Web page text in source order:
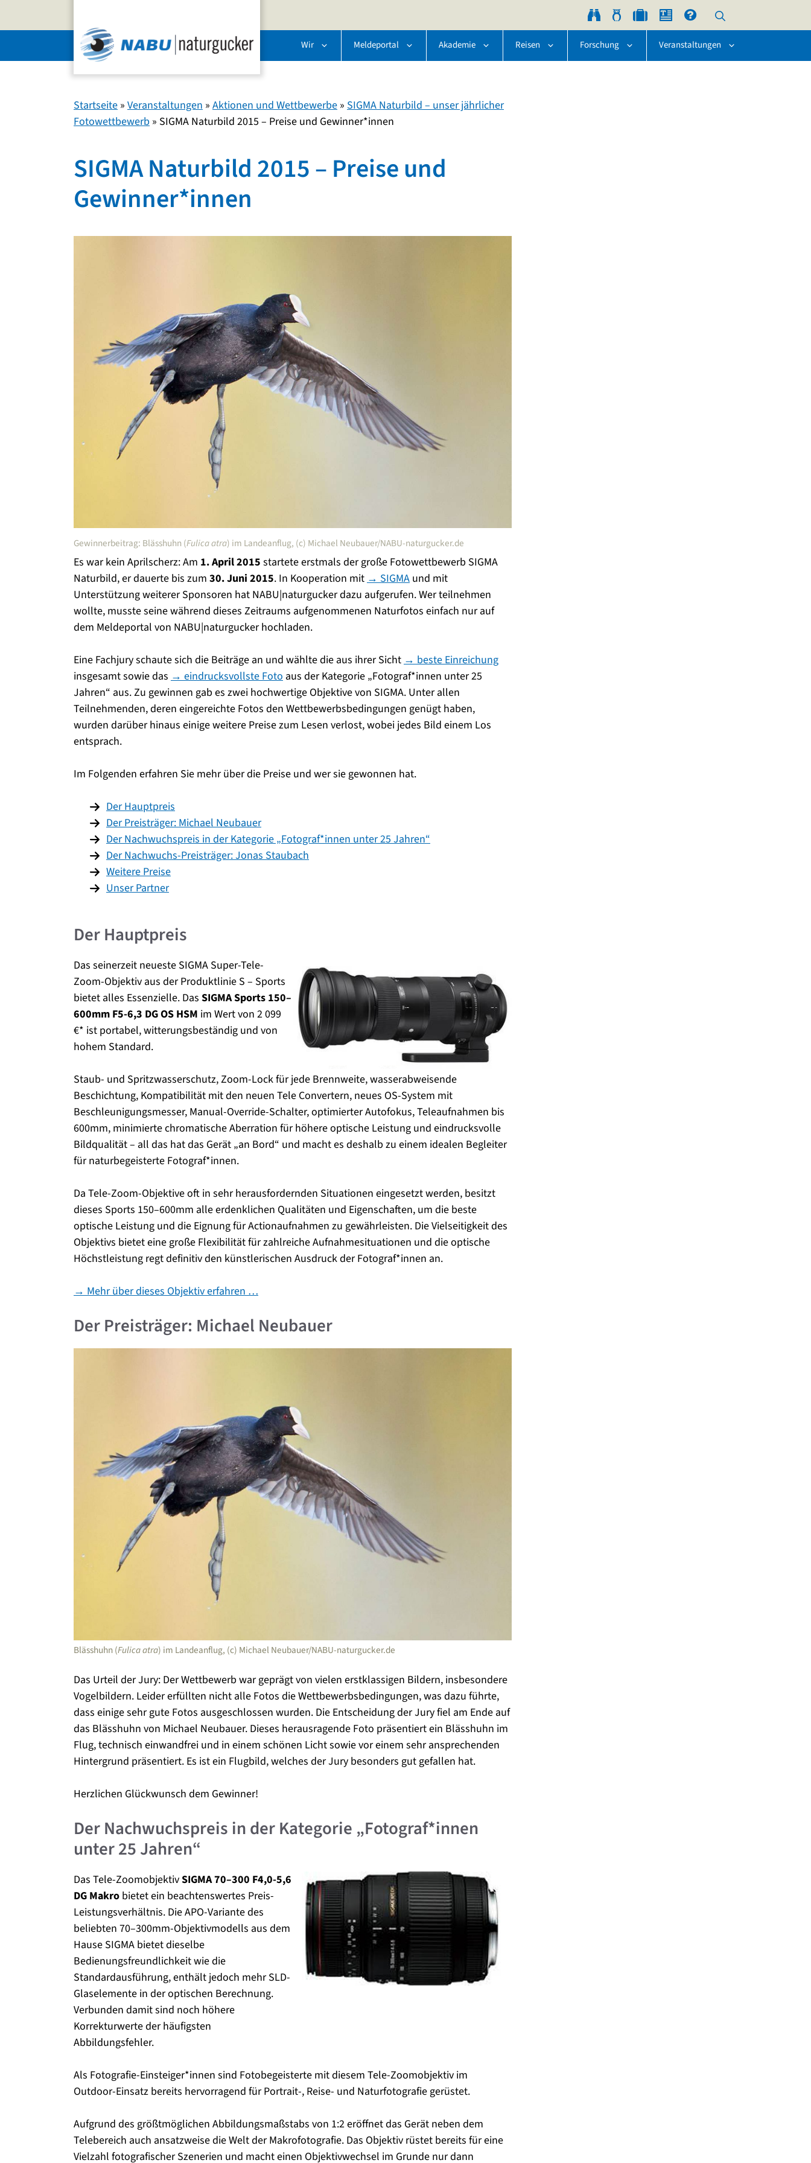
Wir Meldeportal Akademie Reisen Forschung Veranstaltungen
Startseite » Veranstaltungen » Aktionen und Wettbewerbe » SIGMA Naturbild – unser jährlicher
Fotowettbewerb » SIGMA Naturbild 2015 – Preise und Gewinner*innen
SIGMA Naturbild 2015 – Preise und
Gewinner*innen
Gewinnerbeitrag: Blässhuhn (Fulica atra) im Landeanflug, (c) Michael Neubauer/NABU-naturgucker.de
Es war kein Aprilscherz: Am 1. April 2015 startete erstmals der große Fotowettbewerb SIGMA
Naturbild, er dauerte bis zum 30. Juni 2015. In Kooperation mit → SIGMA und mit
Unterstützung weiterer Sponsoren hat NABU|naturgucker dazu aufgerufen. Wer teilnehmen
wollte, musste seine während dieses Zeitraums aufgenommenen Naturfotos einfach nur auf
dem Meldeportal von NABU|naturgucker hochladen.
Eine Fachjury schaute sich die Beiträge an und wählte die aus ihrer Sicht → beste Einreichung
insgesamt sowie das → eindrucksvollste Foto aus der Kategorie „Fotograf*innen unter 25
Jahren“ aus. Zu gewinnen gab es zwei hochwertige Objektive von SIGMA. Unter allen
Teilnehmenden, deren eingereichte Fotos den Wettbewerbsbedingungen genügt haben,
wurden darüber hinaus einige weitere Preise zum Lesen verlost, wobei jedes Bild einem Los
entsprach.
Im Folgenden erfahren Sie mehr über die Preise und wer sie gewonnen hat.
Der Hauptpreis
Der Preisträger: Michael Neubauer
Der Nachwuchspreis in der Kategorie „Fotograf*innen unter 25 Jahren“
Der Nachwuchs-Preisträger: Jonas Staubach
Weitere Preise
Unser Partner
Der Hauptpreis
Das seinerzeit neueste SIGMA Super-Tele-
Zoom-Objektiv aus der Produktlinie S – Sports
bietet alles Essenzielle. Das SIGMA Sports 150–
600mm F5-6,3 DG OS HSM im Wert von 2 099
€* ist portabel, witterungsbeständig und von
hohem Standard.
Staub- und Spritzwasserschutz, Zoom-Lock für jede Brennweite, wasserabweisende
Beschichtung, Kompatibilität mit den neuen Tele Convertern, neues OS-System mit
Beschleunigungsmesser, Manual-Override-Schalter, optimierter Autofokus, Teleaufnahmen bis
600mm, minimierte chromatische Aberration für höhere optische Leistung und eindrucksvolle
Bildqualität – all das hat das Gerät „an Bord“ und macht es deshalb zu einem idealen Begleiter
für naturbegeisterte Fotograf*innen.
Da Tele-Zoom-Objektive oft in sehr herausfordernden Situationen eingesetzt werden, besitzt
dieses Sports 150–600mm alle erdenklichen Qualitäten und Eigenschaften, um die beste
optische Leistung und die Eignung für Actionaufnahmen zu gewährleisten. Die Vielseitigkeit des
Objektivs bietet eine große Flexibilität für zahlreiche Aufnahmesituationen und die optische
Höchstleistung regt definitiv den künstlerischen Ausdruck der Fotograf*innen an.
→ Mehr über dieses Objektiv erfahren …
Der Preisträger: Michael Neubauer
Blässhuhn (Fulica atra) im Landeanflug, (c) Michael Neubauer/NABU-naturgucker.de
Das Urteil der Jury: Der Wettbewerb war geprägt von vielen erstklassigen Bildern, insbesondere
Vogelbildern. Leider erfüllten nicht alle Fotos die Wettbewerbsbedingungen, was dazu führte,
dass einige sehr gute Fotos ausgeschlossen wurden. Die Entscheidung der Jury fiel am Ende auf
das Blässhuhn von Michael Neubauer. Dieses herausragende Foto präsentiert ein Blässhuhn im
Flug, technisch einwandfrei und in einem schönen Licht sowie vor einem sehr ansprechenden
Hintergrund präsentiert. Es ist ein Flugbild, welches der Jury besonders gut gefallen hat.
Herzlichen Glückwunsch dem Gewinner!
Der Nachwuchspreis in der Kategorie „Fotograf*innen
unter 25 Jahren“
Das Tele-ZoomobjektivSIGMA 70–300 F4,0-5,6
DG Makro bietet ein beachtenswertes Preis-
Leistungsverhältnis. Die APO-Variante des
beliebten 70–300mm-Objektivmodells aus dem
Hause SIGMA bietet dieselbe
Bedienungsfreundlichkeit wie die
Standardausführung, enthält jedoch mehr SLD-
Glaselemente in der optischen Berechnung.
Verbunden damit sind noch höhere
Korrekturwerte der häufigsten
Abbildungsfehler.
Als Fotografie-Einsteiger*innen sind Fotobegeisterte mit diesem Tele-Zoomobjektiv im
Outdoor-Einsatz bereits hervorragend für Portrait-, Reise- und Naturfotografie gerüstet.
Aufgrund des größtmöglichen Abbildungsmaßstabs von 1:2 eröffnet das Gerät neben dem
Telebereich auch ansatzweise die Welt der Makrofotografie. Das Objektiv rüstet bereits für eine
Vielzahl fotografischer Szenerien und macht einen Objektivwechsel im Grunde nur dann